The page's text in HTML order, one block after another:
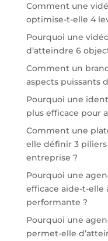
Comment une
optimise-t-elle 4
Pourquoi une
d’atteindre 6
Comment un
aspects puissants
Pourquoi une
plus efficace pour
Comment une
elle définir 3
entreprise ?
Pourquoi une
efficace aide-t-elle
performante ?
Pourquoi une
permet-elle